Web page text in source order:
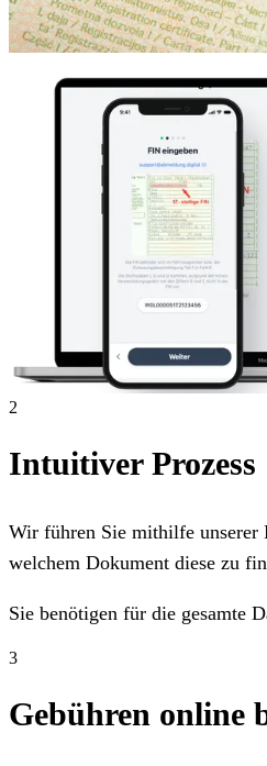
2
Intuitiver Prozess
Wir führen Sie mithilfe unserer
welchem Dokument diese zu
Sie benötigen für die gesamte
3
Gebühren online